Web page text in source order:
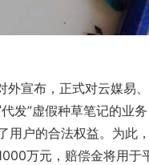
外宣布，正式对云媒易
发”虚假种草笔记的业
用户的合法权益。为此
万元，赔偿金将用于